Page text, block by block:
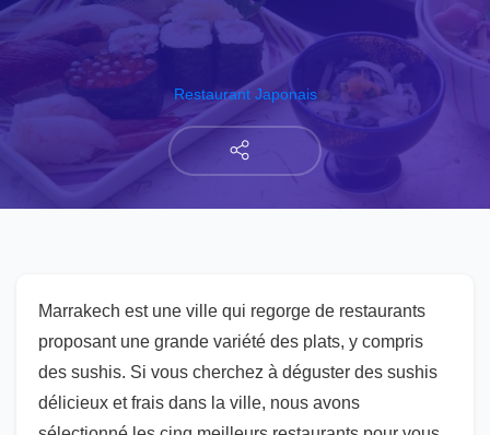
Restaurant Japonais
Marrakech est une ville qui regorge de restaurants
proposant une grande variété des plats, y compris
des sushis. Si vous cherchez à déguster des sushis
délicieux et frais dans la ville, nous avons